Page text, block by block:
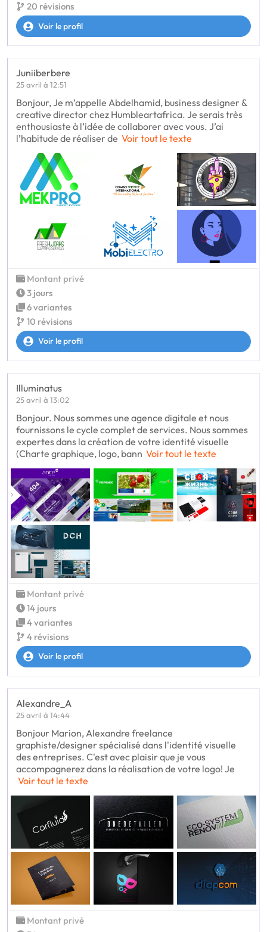
20 révisions
Voir le profil
Juniiberbere
25 avril à 12:51
Bonjour, Je m’appelle Abdelhamid, business designer &
creative director chez Humbleartafrica. Je serais très
enthousiaste à l’idée de collaborer avec vous. J’ai
l’habitude de réaliser de Voir tout le texte
Montant privé
3 jours
6 variantes
10 révisions
Voir le profil
Illuminatus
25 avril à 13:02
Bonjour. Nous sommes une agence digitale et nous
fournissons le cycle complet de services. Nous sommes
expertes dans la création de votre identité visuelle
(Charte graphique, logo, bann Voir tout le texte
Montant privé
14 jours
4 variantes
4 révisions
Voir le profil
Alexandre_A
25 avril à 14:44
Bonjour Marion, Alexandre freelance
graphiste/designer spécialisé dans l'identité visuelle
des entreprises. C'est avec plaisir que je vous
accompagnerez dans la réalisation de votre logo! Je
Voir tout le texte
Montant privé